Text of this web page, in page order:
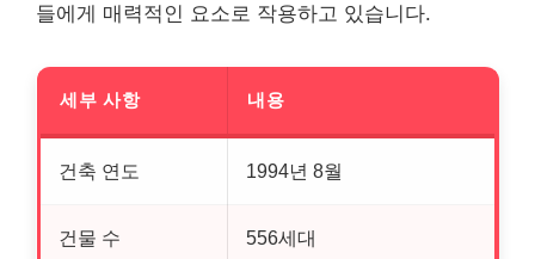
들에게 매력적인 요소로 작용하고 있습니다.
세부 사항 내용
건축 연도 1994년 8월
건물 수 556세대